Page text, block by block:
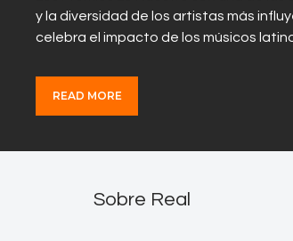
y la diversidad de los artistas más
celebra el impacto de los músicos
READ MORE
Sobre Real